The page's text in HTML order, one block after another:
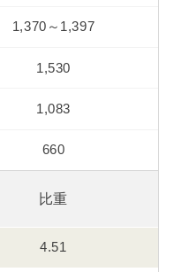
1,370～1,397
1,530
1,083
660
比重
4.51